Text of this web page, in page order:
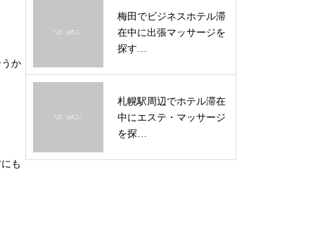
か
も
梅田でビジネスホテル滞
在中に出張マッサージを
探す…
札幌駅周辺でホテル滞在
中にエステ・マッサージ
を探…